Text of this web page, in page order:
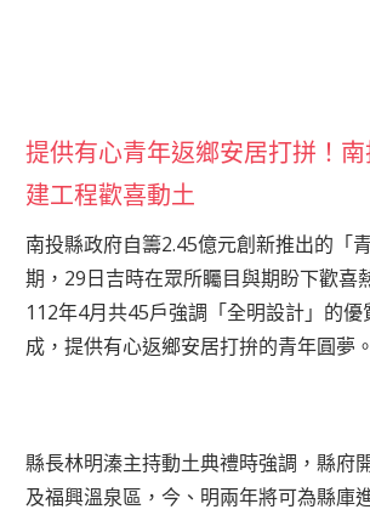
提供有心青年返鄉安居打拼！
建工程歡喜動土
南投縣政府自籌2.45億元創新推出的「
期，29日吉時在眾所矚目與期盼下歡喜
112年4月共45戶強調「全明設計」的
成，提供有心返鄉安居打拚的青年圓夢。
縣長林明溱主持動土典禮時強調，縣府
及福興溫泉區，今、明兩年將可為縣庫